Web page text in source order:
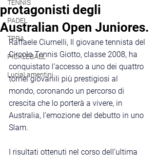
TENNIS
PADEL
TPRA
PICKLEBALL
LuciaLamentini
protagonisti degli
Australian Open Juniores.
Raffaele Ciurnelli, Il giovane tennista del
Circolo Tennis Giotto, classe 2008, ha
conquistato l’accesso a uno dei quattro
tornei giovanili più prestigiosi al
mondo, coronando un percorso di
crescita che lo porterà a vivere, in
Australia, l’emozione del debutto in uno
Slam.
I risultati ottenuti nel corso dell’ultima